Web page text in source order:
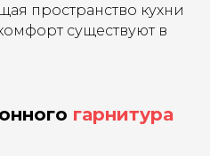
пространство кухни
существуют в
гарнитура